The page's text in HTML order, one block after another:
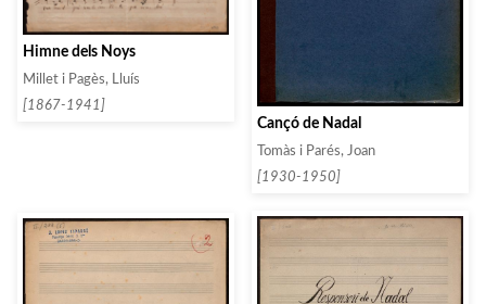
Himne dels Noys
Millet i Pagès, Lluís
[1867-1941]
Cançó de Nadal
Tomàs i Parés, Joan
[1930-1950]